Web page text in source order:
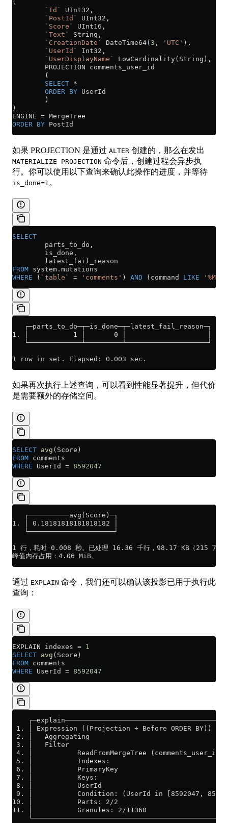
(
        `Id`
UInt32,
        `PostId`
UInt32,
        `Score`
UInt16,
        `Text`
String,
        `CreationDate`
DateTime64( 3 , 'UTC' ),
        `UserId`
Int32,
        `UserDisplayName`
LowCardinality(String),
        PROJECTION comments_user_id
        (
        SELECT
*
        ORDER BY
UserId
        )
)
ENGINE = MergeTree
ORDER BY PostId
如果 PROJECTION 是通过 ALTER 创建的，那么在发出
MATERIALIZE PROJECTION 命令后，创建过程会异步执
行。你可以使用以下查询来确认此操作的进度，并等待
is_done=1 。
SELECT
        parts_to_do,
        is_done,
        latest_fail_reason
FROM system . mutations
WHERE ( `table` = 'comments' ) AND (command LIKE
   ┌─parts_to_do─┬─is_done─┬─latest_fail_reason─┐
1. │           1 │       0 │                    │
   └─────────────┴─────────┴────────────────────┘
1 row in set. Elapsed: 0.003 sec.
如果再次执行上述查询，可以看到性能显著提升，但代价
是需要额外的存储空间。
SELECT avg (Score)
FROM comments
WHERE UserId = 8592047
   ┌──────────avg(Score)─┐
1. │ 0.18181818181818182 │
   └─────────────────────┘
1 行，耗时 0.008 秒。已处理 16.36 千行，98.17 KB（215 万行
峰值内存占用：4.06 MiB。
通过 EXPLAIN 命令，我们还可以确认该投影已用于执行此
查询：
EXPLAIN indexes = 1
SELECT avg (Score)
FROM comments
WHERE UserId = 8592047
1. │ Expression ((Projection + Before ORDER BY))
2. │   Aggregating
3. │   Filter
4. │           ReadFromMergeTree
5. │           Indexes:
6. │           PrimaryKey
7. │           Keys:
8. │           UserId
9. │           Condition: (UserId in [8592047,
10. │           Parts: 2/2
11. │           Granules: 2/11360